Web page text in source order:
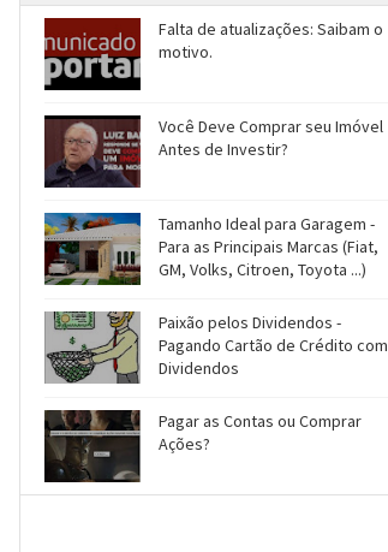
Falta de atualizações: Saibam o
motivo.
Você Deve Comprar seu Imóvel
Antes de Investir?
Tamanho Ideal para Garagem -
Para as Principais Marcas (Fiat,
GM, Volks, Citroen, Toyota ...)
Paixão pelos Dividendos -
Pagando Cartão de Crédito com
Dividendos
Pagar as Contas ou Comprar
Ações?